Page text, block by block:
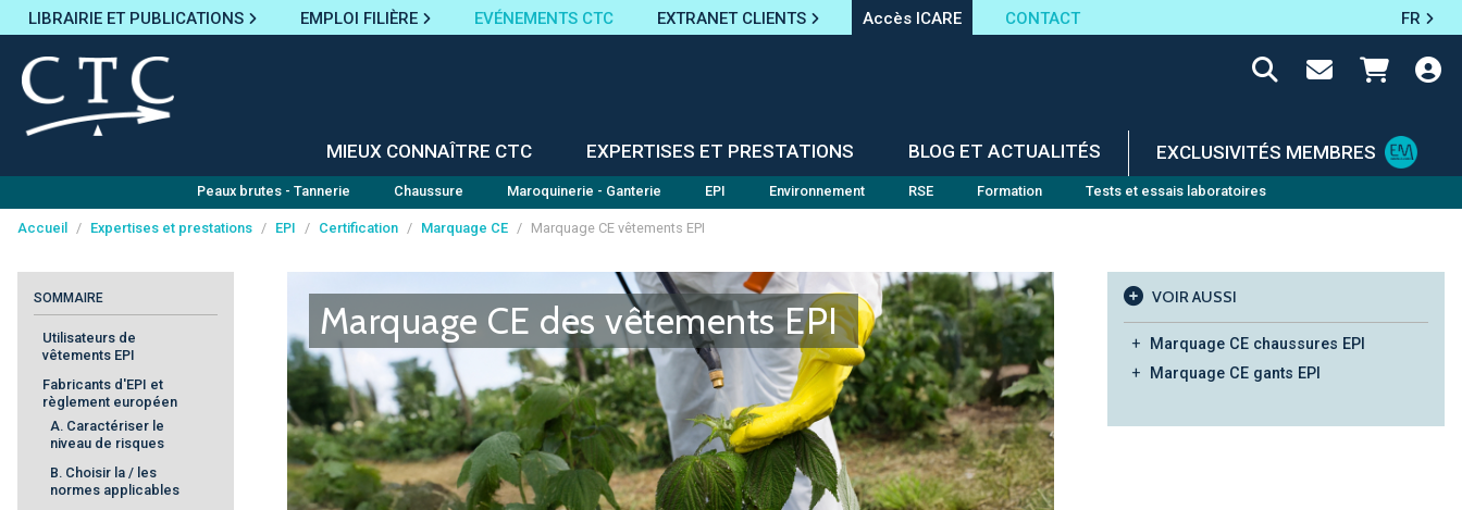
Panneau de gestion des cookies
LIBRAIRIE ET PUBLICATIONS EMPLOI FILIÈRE EVÉNEMENTS CTC EXTRANET CLIENTS Accès ICARE CONTACT FR
MIEUX CONNAÎTRE CTC EXPERTISES ET PRESTATIONS BLOG ET ACTUALITÉS EXCLUSIVITÉS MEMBRES
Peaux brutes - Tannerie Chaussure Maroquinerie - Ganterie EPI Environnement RSE Formation Tests et essais laboratoires
Accueil / Expertises et prestations / EPI / Certification / Marquage CE / Marquage CE vêtements EPI
SOMMAIRE
Utilisateurs de
vêtements EPI
Fabricants d'EPI et
règlement européen
A. Caractériser le
niveau de risques
B. Choisir la / les
normes applicables
Marquage CE des vêtements EPI
VOIR AUSSI
Marquage CE chaussures EPI
Marquage CE gants EPI